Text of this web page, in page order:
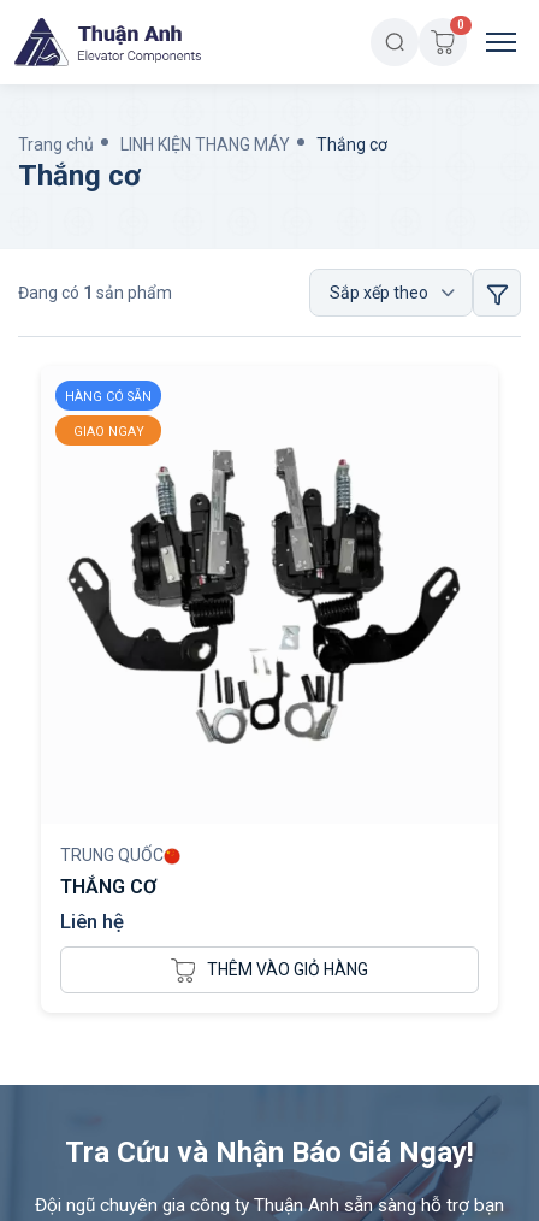
0
Trang chủ LINH KIỆN THANG MÁY Thắng cơ
Thắng cơ
Đang có 1 sản phẩm
HÀNG CÓ SẴN
GIAO NGAY
TRUNG QUỐC
THẮNG CƠ
Liên hệ
THÊM VÀO GIỎ HÀNG
Tra Cứu và Nhận Báo Giá Ngay!
Đội ngũ chuyên gia công ty Thuận Anh sẵn sàng hỗ trợ bạn